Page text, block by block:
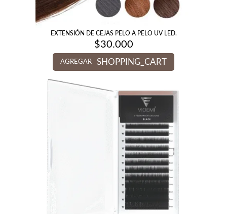
EXTENSIÓN DE CEJAS PELO A PELO UV LED.
$30.000
AGREGAR SHOPPING_CART